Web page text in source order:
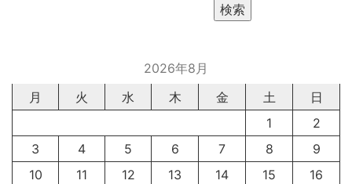
検索
2026年8月
月
火 水 木 金 土
日
1
2
3
4 5 6 7 8
9
10
11 12 13 14 15
16